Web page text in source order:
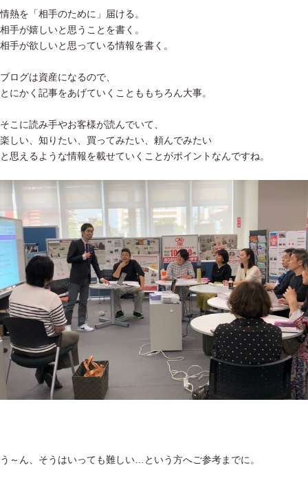
情熱を「相手のために」届ける。
相手が嬉しいと思うことを書く。
相手が欲しいと思っている情報を書く。
ブログは資産になるので、
とにかく記事をあげていくことももちろん大事。
そこに読み手やお客様が読んでいて、
楽しい、知りたい、買ってみたい、頼んでみたい
と思えるような情報を載せていくことがポイントなんですね。
う～ん、そうはいっても難しい…という方へご参考までに。